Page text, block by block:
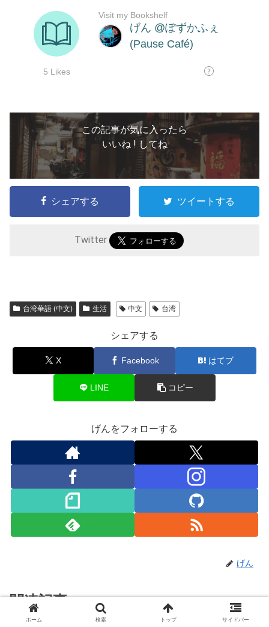
この記事が気に入ったら
いいね ! してね
シェアする ツイートする
Twitter
台湾華語 (中文) 生活 中文 台湾
シェアする
X Facebook はてブ
LINE コピー
げんをフォローする
げん
関連記事
ホーム 検索 トップ サイドバー